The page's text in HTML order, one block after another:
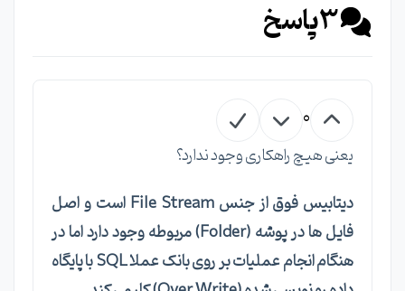
3پاسخ
0
یعنی هیچ راهکاری وجود ندارد؟
دیتابیس فوق از جنس File Stream است و اصل
فایل ها در پوشه (Folder) مربوطه وجود دارد اما در
هنگام انجام عملیات بر روی بانک عملا SQL با پایگاه